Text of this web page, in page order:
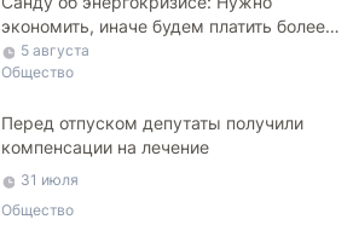
экономить, иначе будем платить более
высокие тарифы
5 августа
Общество
Перед отпуском депутаты получили
компенсации на лечение
31 июля
Общество